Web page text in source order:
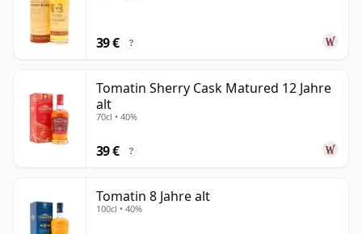
39 € ?
Tomatin Sherry Cask Matured 12 Jahre
alt
70cl • 40%
39 € ?
Tomatin 8 Jahre alt
100cl • 40%